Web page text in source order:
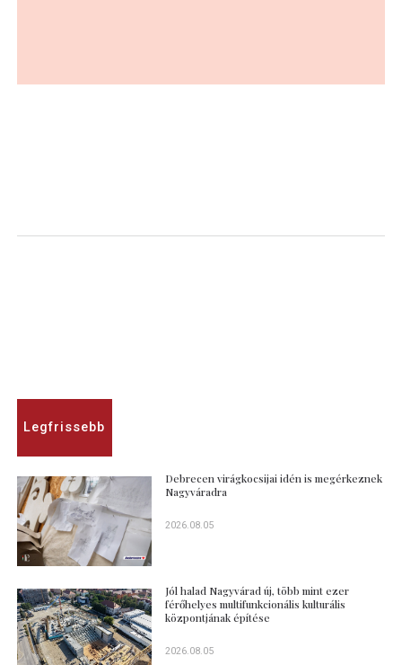
Legfrissebb
Debrecen virágkocsijai idén is megérkeznek
Nagyváradra
2026.08.05
Jól halad Nagyvárad új, több mint ezer
férőhelyes multifunkcionális kulturális
központjának építése
2026.08.05